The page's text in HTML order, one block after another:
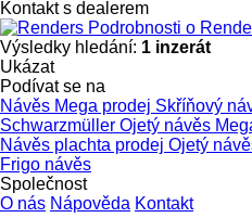
Kontakt s dealerem
Podrobnosti o
Výsledky hledání: 1 inzerát
Ukázat
Podívat se na
Návěs Mega prodej Skříňový
Schwarzmüller Ojetý návěs
Návěs plachta prodej Ojetý
Frigo návěs
Společnost
O nás Nápověda Kontakt